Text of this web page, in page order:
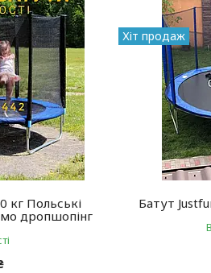
кг Польські
дропшопінг
Хіт продаж
Батут